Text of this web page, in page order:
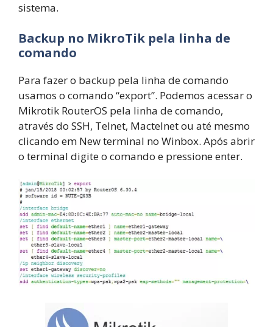
sistema.
Backup no MikroTik pela linha de
comando
Para fazer o backup pela linha de comando
usamos o comando “export”. Podemos acessar o
Mikrotik RouterOS pela linha de comando,
através do SSH, Telnet, Mactelnet ou até mesmo
clicando em New terminal no Winbox. Após abrir
o terminal digite o comando e pressione enter.